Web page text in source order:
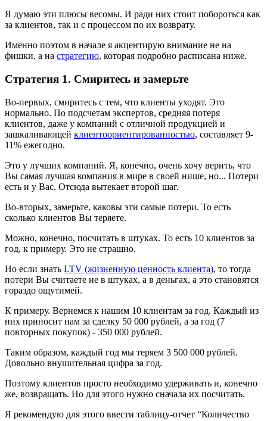
Я думаю эти плюсы весомы. И ради них стоит побороться как
за клиентов, так и с процессом по их возврату.
Именно поэтом в начале я акцентирую внимание не на
фишки, а на стратегию, которая подробно расписана ниже.
Стратегия 1. Смиритесь и замерьте
Во-первых, смиритесь с тем, что клиенты уходят. Это
нормально. По подсчетам экспертов, средняя потеря
клиентов, даже у компаний с отличной продукцией и
зашкаливающей клиентоориентированностью, составляет 9-
11% ежегодно.
Это у лучших компаний. Я, конечно, очень хочу верить, что
Вы самая лучшая компания в мире в своей нише, но... Потери
есть и у Вас. Отсюда вытекает второй шаг.
Во-вторых, замерьте, каковы эти самые потери. То есть
сколько клиентов Вы теряете.
Можно, конечно, посчитать в штуках. То есть 10 клиентов за
год, к примеру. Это не страшно.
Но если знать LTV (жизненную ценность клиента), то тогда
потери Вы считаете не в штуках, а в деньгах, а это становятся
гораздо ощутимей.
К примеру. Вернемся к нашим 10 клиентам за год. Каждый из
них приносит нам за сделку 50 000 рублей, а за год (7
повторных покупок) - 350 000 рублей.
Таким образом, каждый год мы теряем 3 500 000 рублей.
Довольно внушительная цифра за год.
Поэтому клиентов просто необходимо удерживать и, конечно
же, возвращать. Но для этого нужно сначала их посчитать.
Я рекомендую для этого ввести таблицу-отчет “Количество